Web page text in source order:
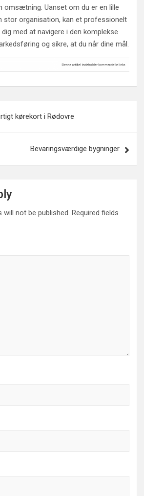
omsætning. Uanset om du er en lille
stor organisation, kan et professionelt
med at navigere i den komplekse
og sikre, at du når dine mål.
kørekort i Rødovre
Bevaringsværdige bygninger
will not be published. Required fields